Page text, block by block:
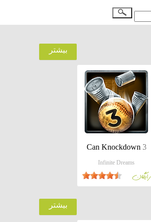
بيشتر
Can Knockdown 3
Infinite Dreams
رايگان
بيشتر